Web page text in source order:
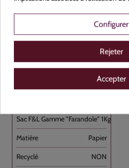
375290
Sac F&L Gamme "Farandole" 1Kg
Papier
NON
Configurer
Rejeter
Accepter